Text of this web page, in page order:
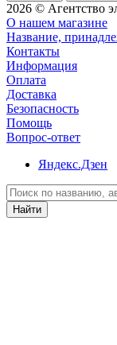
2026 © Агентство
О нашем магазине
Название,
Контакты
Информация
Оплата
Доставка
Безопасность
Помощь
Вопрос-ответ
Яндекс.Дзен
Найти